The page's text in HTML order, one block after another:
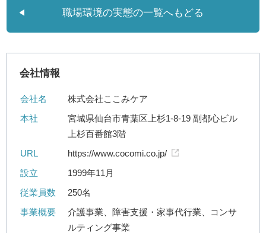
職場環境の実態の一覧へもどる
会社情報
会社名
株式会社ここみケア
本社
宮城県仙台市青葉区上杉1-8-19 副都心ビル
上杉百番館3階
URL
https://www.cocomi.co.jp/
設立
1999年11月
従業員数
250名
事業概要
介護事業、障害支援・家事代行業、コンサ
ルティング事業